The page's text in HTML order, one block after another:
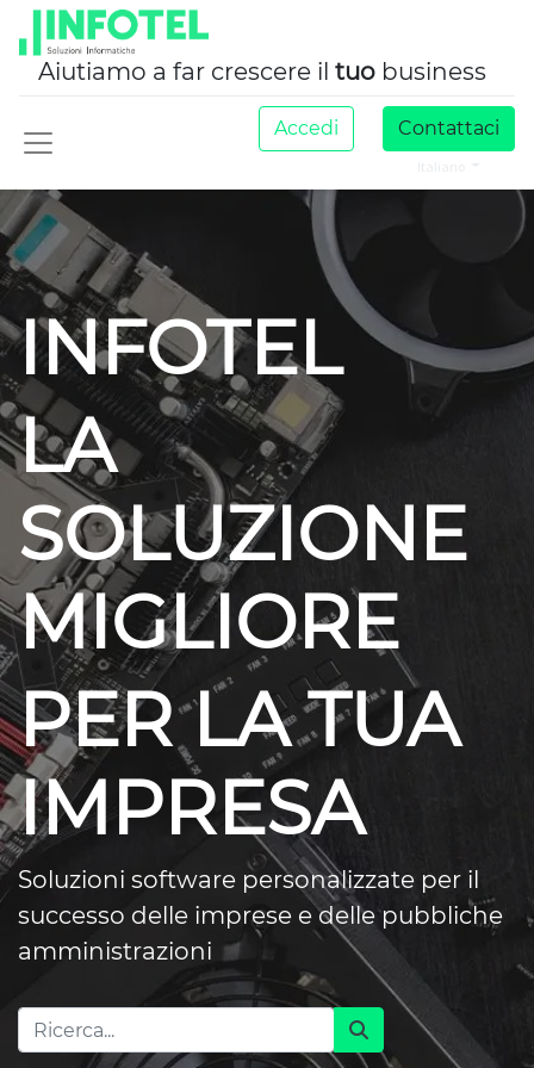
Aiutiamo a far crescere il tuo business
Accedi Contattaci
INFOTEL
LA
SOLUZIONE
MIGLIORE
PER LA TUA
IMPRESA
Soluzioni software personalizzate per il
successo delle imprese e delle pubbliche
amministrazioni